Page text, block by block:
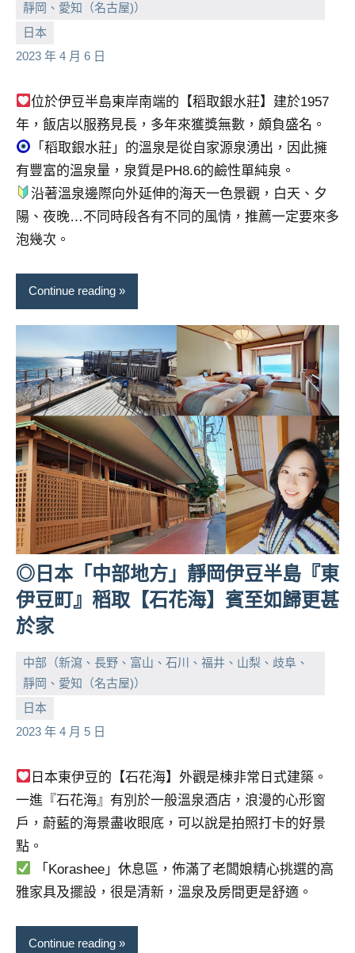
外
景
節
持、
吳
哥
窟
泰
國
旅
遊
者、
表
會
及
活
動
主
持、
學
校
企
業
講
座、
部
落
及
旅
雜
誌
欄、
局
合
作
達
對
象。
靜岡、愛知（名古屋)）
日本
2023 年 4 月 6 日
小
芳
No
comments
位於伊豆半島東岸南端的【稻取銀水莊】建於1957
年，飯店以服務見長，多年來獲獎無數，頗負盛名。
「稻取銀水莊」的溫泉是從自家源泉湧出，因此擁
有豐富的溫泉量，泉質是PH8.6的鹼性單純泉。
沿著溫泉邊際向外延伸的海天一色景觀，白天、夕
陽、夜晚…不同時段各有不同的風情，推薦一定要來多
泡幾次。
Continue reading
◎日本「中部地方」靜岡伊豆半島『東
伊豆町』稻取【石花海】賓至如歸更甚
於家
中部（新瀉、長野、富山、石川、福井、山梨、歧阜、
靜岡、愛知（名古屋)）
日本
2023 年 4 月 5 日
小
芳
No
comments
日本東伊豆的【石花海】外觀是棟非常日式建築。
一進『石花海』有別於一般溫泉酒店，浪漫的心形窗
戶，蔚藍的海景盡收眼底，可以說是拍照打卡的好景
點。
「Korashee」休息區，佈滿了老闆娘精心挑選的高
雅家具及擺設，很是清新，溫泉及房間更是舒適。
Continue reading